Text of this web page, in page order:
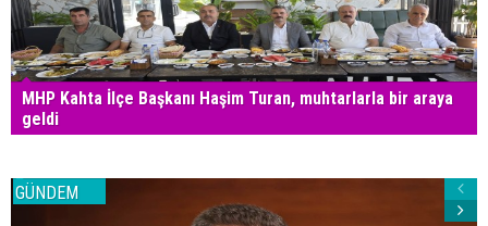
MHP Kahta İlçe Başkanı Haşim Turan, muhtarlarla bir araya
geldi
GÜNDEM